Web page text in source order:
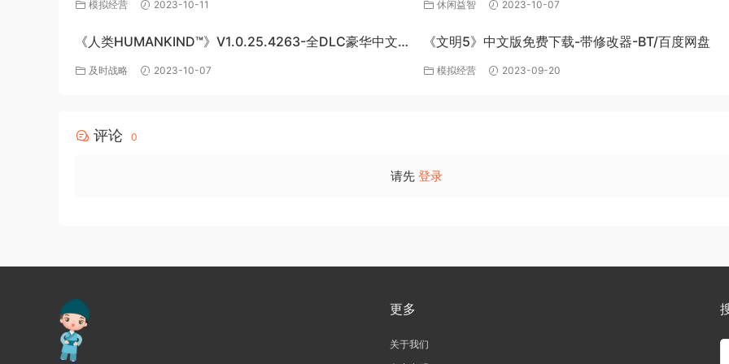
模拟经营 2023-10-11 休闲益智 2023-10-07
《人类HUMANKIND™》V1.0.25.4263-全DLC豪华中文
版-百度网盘免费下载
及时战略 2023-10-07
《文明5》中文版免费下载-带修改器-BT/百度网盘
模拟经营 2023-09-20
评论 0
请先 登录
更多
关于我们